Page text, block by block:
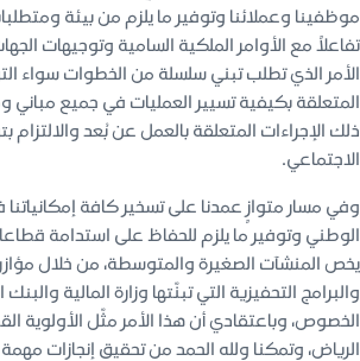
موظفينا وعملائنا وتوفير ما يلزم من بيئة
تفاعلاً مع الأوامر الملكية السامية وتوجيهات
الأمر الذي تطلب تبني سلسلة من الخطوات سواء
المتعلقة بكيفية تسيير العمليات في جميع مباني
ذلك الإجراءات المتعلقة بالعمل عن بُعد والالتزام
الاجتماعي.
وفي مسار متوازٍ عمدنا على تسخير كافة
الوطني وتوفير ما يلزم للحفاظ على استدامة
يخص المنشآت الصغيرة والمتوسطة، من خلال
والبرامج التحفيزية التي تبنّتها وزارة المالية
الخصوص، وباعتقادي أن هذا الأمر مثّل الأولوية
الرياض، وتمكنا ولله الحمد من تحقيق إنجازات